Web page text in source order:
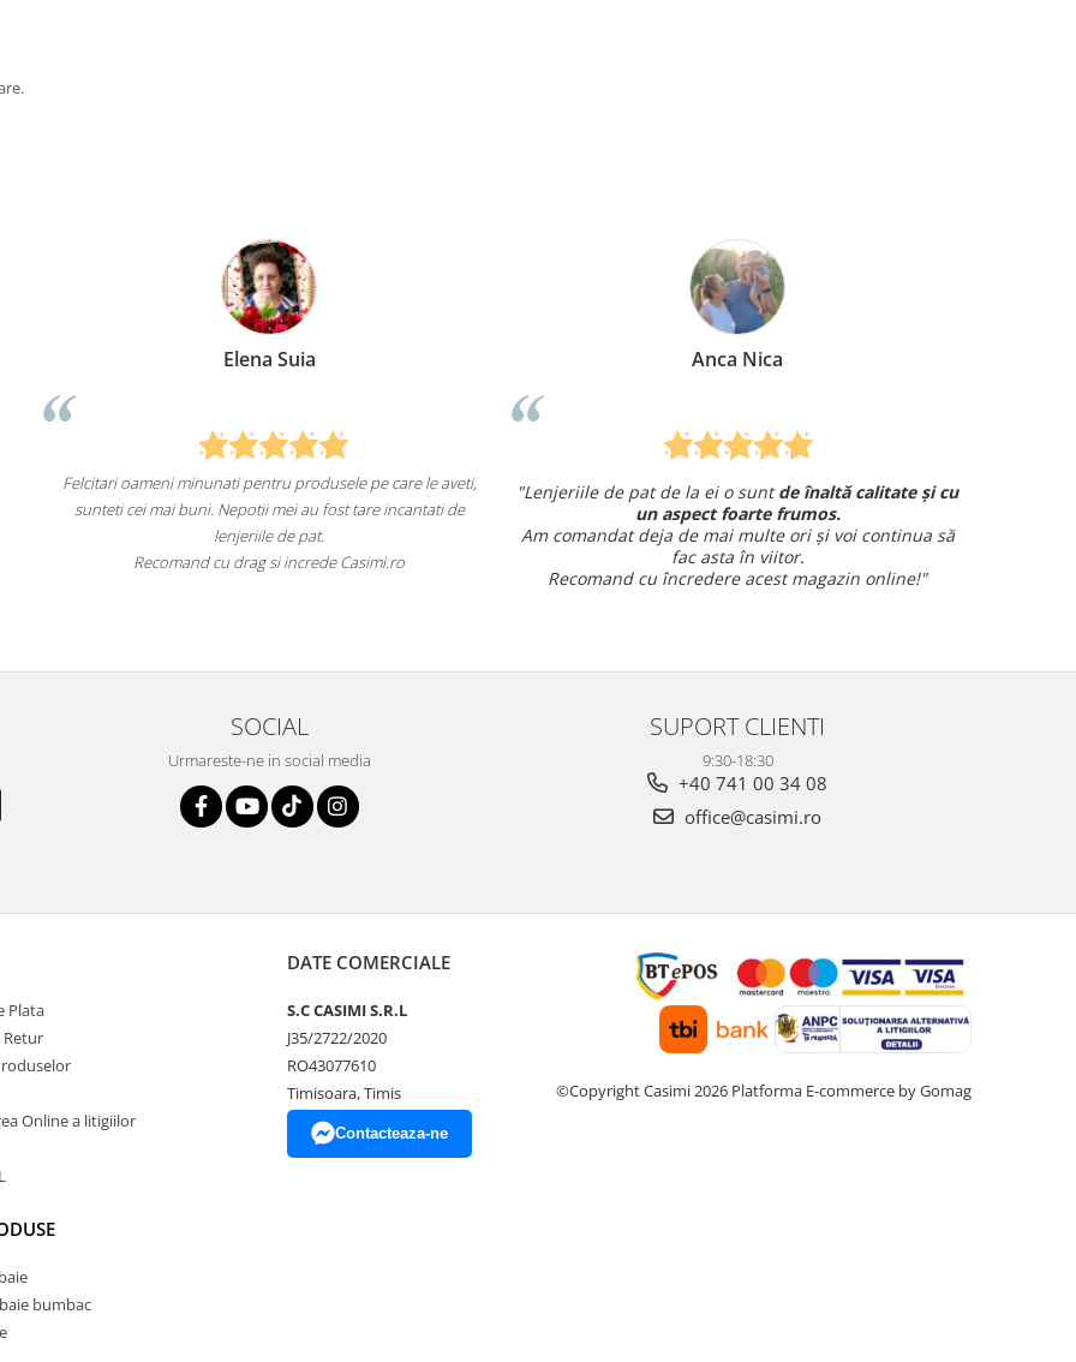
produsele pe care le aveti,
au fost tare incantati de
increde Casimi.ro
"Lenjeriile de pat de la ei o sunt
de înaltă calitate și cu
un aspect foarte frumos.
Am comandat deja de mai multe ori și voi continua să
fac asta în viitor.
Recomand cu încredere acest magazin online!"
Am comandat o lenjerie de pat pentru
și am avut o întrebare și
amabil.
SOCIAL
Urmareste-ne in social media
SUPORT CLIENTI
9:30-18:30
+40 741 00 34 08
office@casimi.ro
Plata
Retur
Online a litigiilor
bumbac
DATE COMERCIALE
S.C CASIMI S.R.L
J35/2722/2020
RO43077610
Timisoara, Timis
Contacteaza-ne
©Copyright Casimi 2026 Platforma E-commerce by Gomag